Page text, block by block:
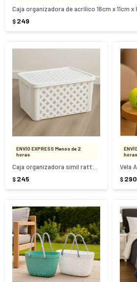
Caja organizadora de acrílico 16cm x 11cm x
$ 249
ENVÍO EXPRESS Menos de 2
horas
$ 245
horas
Vela
$ 290